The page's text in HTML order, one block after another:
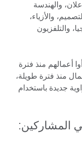
والهندسة
والأزياء،
والتلفزيون
أعمالهم منذ فترة
منذ فترة طويلة،
جديدة باستخدام
المشاركين: